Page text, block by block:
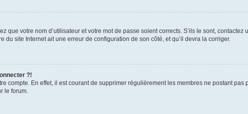
que votre nom d’utilisateur et votre mot de passe soient corrects. S’ils le sont,
site Internet ait une erreur de configuration de son côté, et qu’il devra la corriger.
?!
compte. En effet, il est courant de supprimer régulièrement les membres ne postant
le forum.